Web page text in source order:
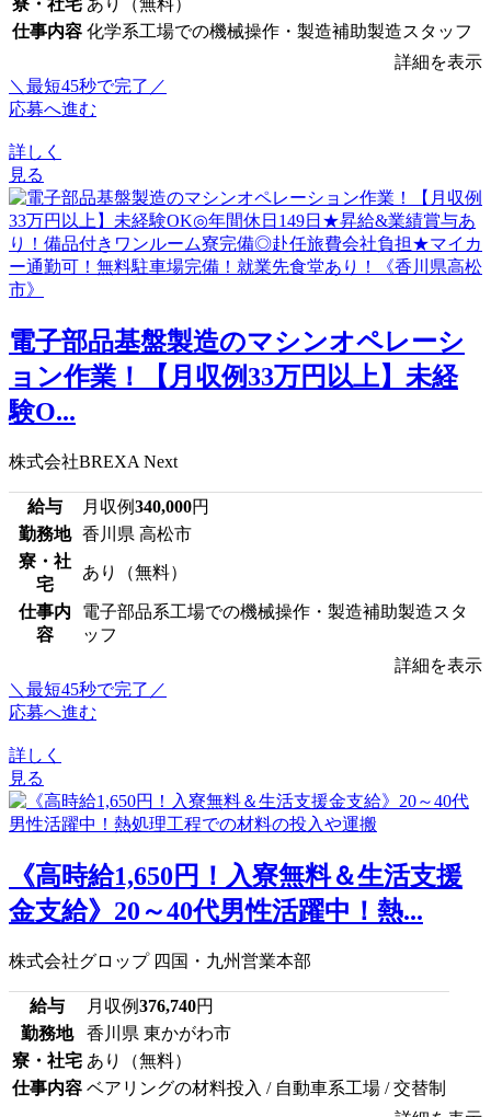
寮・社宅 あり（無料）
仕事内容 化学系工場での機械操作・製造補助製造スタッフ
詳細を表示
＼最短45秒で完了／
応募へ進む
詳しく
見る
電子部品基盤製造のマシンオペレーシ
ョン作業！【月収例33万円以上】未経
験O...
株式会社BREXA Next
給与 月収例340,000円
勤務地 香川県 高松市
寮・社
宅
あり（無料）
仕事内
容
電子部品系工場での機械操作・製造補助製造スタ
ッフ
詳細を表示
＼最短45秒で完了／
応募へ進む
詳しく
見る
《高時給1,650円！入寮無料＆生活支援
金支給》20～40代男性活躍中！熱...
株式会社グロップ 四国・九州営業本部
給与 月収例376,740円
勤務地
香川県 東かがわ市
寮・社宅 あり（無料）
仕事内容 ベアリングの材料投入 / 自動車系工場 / 交替制